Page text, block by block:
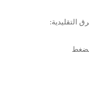
التقليدية: